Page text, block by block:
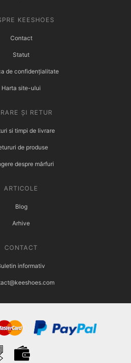
KEESHOES
Contact
Statut
de confidențialitate
Harta site-ului
ȘI RETUR
si timpi de livrare
de produse
despre mărfuri
ARTICOLE
Blog
Arhive
CONTACT
informativ